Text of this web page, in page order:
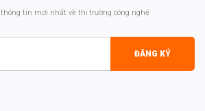
thông tin mới nhất về thị trường công nghệ
ĐĂNG KÝ